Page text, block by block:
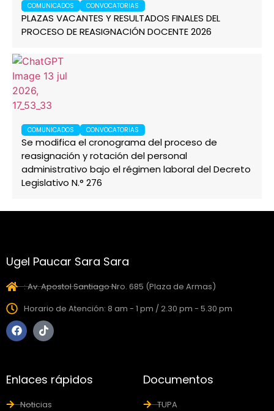
COMUNICADOS CONVOCATORIAS
PLAZAS VACANTES Y RESULTADOS FINALES DEL
PROCESO DE REASIGNACIÓN DOCENTE 2026
COMUNICADOS CONVOCATORIAS
Se modifica el cronograma del proceso de
reasignación y rotación del personal
administrativo bajo el régimen laboral del Decreto
Legislativo N.° 276
Ugel Paucar Sara Sara
: Av. Apostol Santiago Nro. 685 (Plaza de Armas)
Horario de Atención: 8 am - 1 pm / 2.30 pm - 5.30 pm
Enlaces rápidos
Noticias
Documentos
TUPA